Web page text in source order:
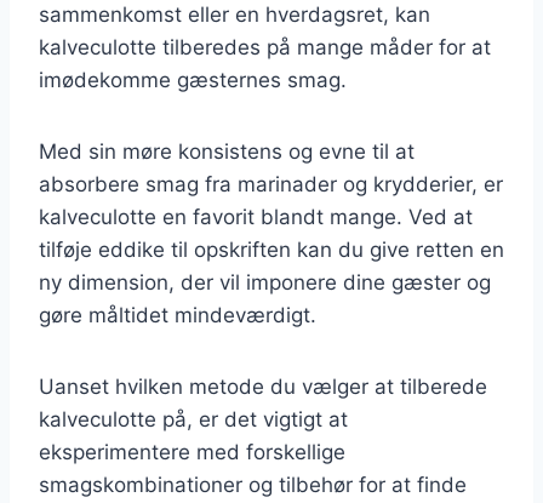
sammenkomst eller en hverdagsret, kan
kalveculotte tilberedes på mange måder for at
imødekomme gæsternes smag.
Med sin møre konsistens og evne til at
absorbere smag fra marinader og krydderier, er
kalveculotte en favorit blandt mange. Ved at
tilføje eddike til opskriften kan du give retten en
ny dimension, der vil imponere dine gæster og
gøre måltidet mindeværdigt.
Uanset hvilken metode du vælger at tilberede
kalveculotte på, er det vigtigt at
eksperimentere med forskellige
smagskombinationer og tilbehør for at finde